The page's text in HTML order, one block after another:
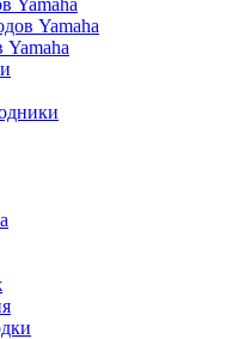
Yamaha
Yamaha